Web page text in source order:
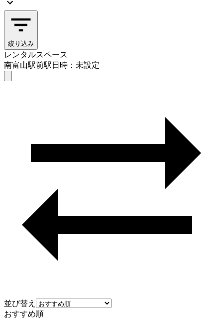
絞り込み
レンタルスペース
南富山駅前駅日時：未設定
並び替え
おすすめ順